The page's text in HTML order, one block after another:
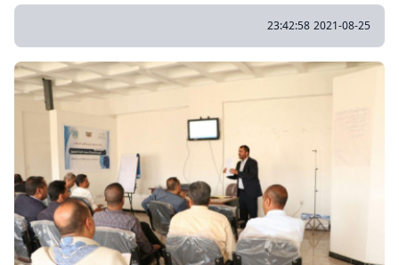
2021-08-25 23:42:58